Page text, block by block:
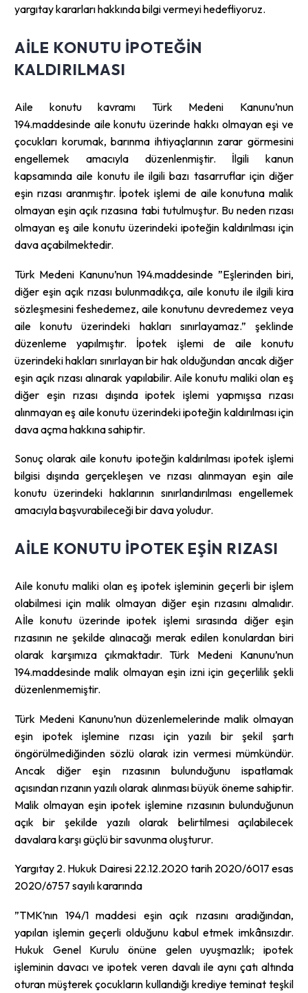
yargıtay kararları hakkında bilgi vermeyi hedefliyoruz.
AILE KONUTU IPOTEĞIN
KALDIRILMASI
Aile konutu kavramı Türk Medeni Kanunu’nun
194.maddesinde aile konutu üzerinde hakkı olmayan eşi ve
çocukları korumak, barınma ihtiyaçlarının zarar görmesini
engellemek amacıyla düzenlenmiştir. İlgili kanun
kapsamında aile konutu ile ilgili bazı tasarruflar için diğer
eşin rızası aranmıştır. İpotek işlemi de aile konutuna malik
olmayan eşin açık rızasına tabi tutulmuştur. Bu neden rızası
olmayan eş aile konutu üzerindeki ipoteğin kaldırılması için
dava açabilmektedir.
Türk Medeni Kanunu’nun 194.maddesinde ”Eşlerinden biri,
diğer eşin açık rızası bulunmadıkça, aile konutu ile ilgili kira
sözleşmesini feshedemez, aile konutunu devredemez veya
aile konutu üzerindeki hakları sınırlayamaz.” şeklinde
düzenleme yapılmıştır. İpotek işlemi de aile konutu
üzerindeki hakları sınırlayan bir hak olduğundan ancak diğer
eşin açık rızası alınarak yapılabilir. Aile konutu maliki olan eş
diğer eşin rızası dışında ipotek işlemi yapmışsa rızası
alınmayan eş aile konutu üzerindeki ipoteğin kaldırılması için
dava açma hakkına sahiptir.
Sonuç olarak aile konutu ipoteğin kaldırılması ipotek işlemi
bilgisi dışında gerçekleşen ve rızası alınmayan eşin aile
konutu üzerindeki haklarının sınırlandırılması engellemek
amacıyla başvurabileceği bir dava yoludur.
AILE KONUTU IPOTEK EŞIN RIZASI
Aile konutu maliki olan eş ipotek işleminin geçerli bir işlem
olabilmesi için malik olmayan diğer eşin rızasını almalıdır.
Aİle konutu üzerinde ipotek işlemi sırasında diğer eşin
rızasının ne şekilde alınacağı merak edilen konulardan biri
olarak karşımıza çıkmaktadır. Türk Medeni Kanunu’nun
194.maddesinde malik olmayan eşin izni için geçerlilik şekli
düzenlenmemiştir.
Türk Medeni Kanunu’nun düzenlemelerinde malik olmayan
eşin ipotek işlemine rızası için yazılı bir şekil şartı
öngörülmediğinden sözlü olarak izin vermesi mümkündür.
Ancak diğer eşin rızasının bulunduğunu ispatlamak
açısından rızanın yazılı olarak alınması büyük öneme sahiptir.
Malik olmayan eşin ipotek işlemine rızasının bulunduğunun
açık bir şekilde yazılı olarak belirtilmesi açılabilecek
davalara karşı güçlü bir savunma oluşturur.
Yargıtay 2. Hukuk Dairesi 22.12.2020 tarih 2020/6017 esas
2020/6757 sayılı kararında
”TMK’nın 194/1 maddesi eşin açık rızasını aradığından,
yapılan işlemin geçerli olduğunu kabul etmek imkânsızdır.
Hukuk Genel Kurulu önüne gelen uyuşmazlık; ipotek
işleminin davacı ve ipotek veren davalı ile aynı çatı altında
oturan müşterek çocukların kullandığı krediye teminat teşkil